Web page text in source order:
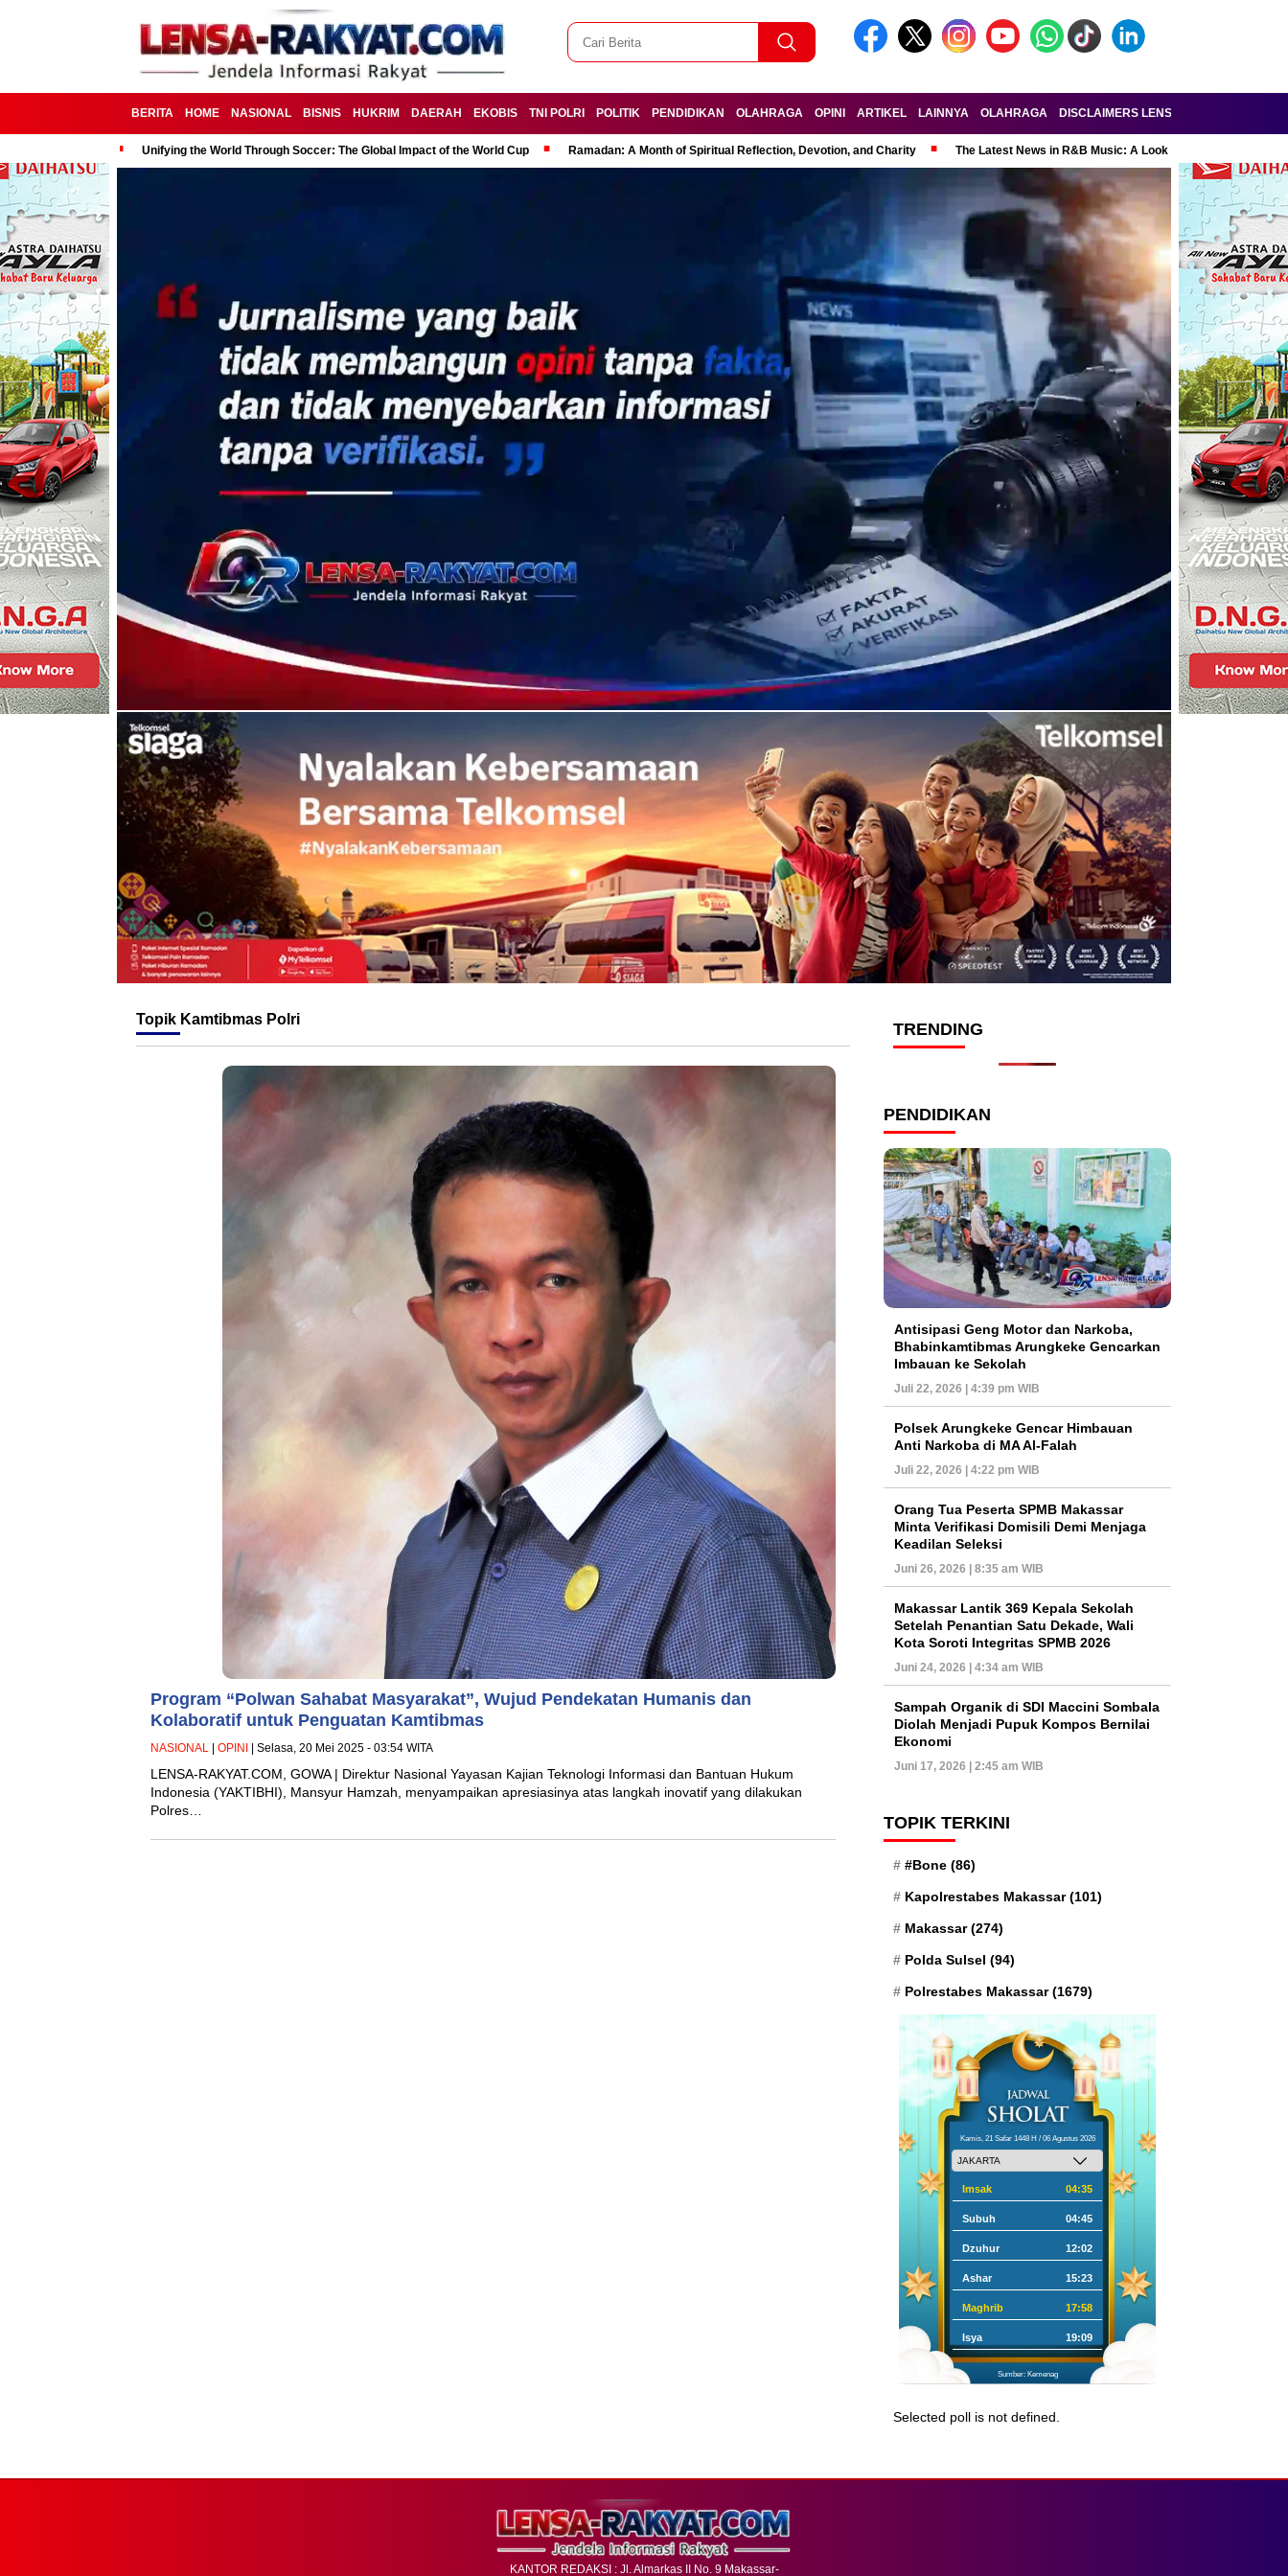
BERITA HOME NASIONAL BISNIS HUKRIM DAERAH EKOBIS TNI POLRI POLITIK PENDIDIKAN OLAHRAGA OPINI ARTIKEL LAINNYA OLAHRAGA DISCLAIMERS LENSA-RAKYAT.COM
Unifying the World Through Soccer: The Global Impact of the World Cup Ramadan: A Month of Spiritual Reflection, Devotion, and Charity The Latest News in R&B Music: A Look at Super Bowl
Topik Kamtibmas Polri
Program “Polwan Sahabat Masyarakat”, Wujud Pendekatan Humanis dan
Kolaboratif untuk Penguatan Kamtibmas
NASIONAL OPINI | Selasa, 20 Mei 2025 - 03:54 WITA
LENSA-RAKYAT.COM, GOWA | Direktur Nasional Yayasan Kajian Teknologi Informasi dan Bantuan Hukum
Indonesia (YAKTIBHI), Mansyur Hamzah, menyampaikan apresiasinya atas langkah inovatif yang dilakukan
Polres…
TRENDING
PENDIDIKAN
Antisipasi Geng Motor dan Narkoba,
Bhabinkamtibmas Arungkeke Gencarkan
Imbauan ke Sekolah
Juli 22, 2026 | 4:39 pm WIB
Polsek Arungkeke Gencar Himbauan
Anti Narkoba di MA Al-Falah
Juli 22, 2026 | 4:22 pm WIB
Orang Tua Peserta SPMB Makassar
Minta Verifikasi Domisili Demi Menjaga
Keadilan Seleksi
Juni 26, 2026 | 8:35 am WIB
Makassar Lantik 369 Kepala Sekolah
Setelah Penantian Satu Dekade, Wali
Kota Soroti Integritas SPMB 2026
Juni 24, 2026 | 4:34 am WIB
Sampah Organik di SDI Maccini Sombala
Diolah Menjadi Pupuk Kompos Bernilai
Ekonomi
Juni 17, 2026 | 2:45 am WIB
TOPIK TERKINI
#Bone (86)
Kapolrestabes Makassar(101)
Makassar(274)
Polda Sulsel (94)
Polrestabes Makassar(1679)
Kamis, 21 Safar 1448 H / 06 Agustus 2026
Imsak 04:35
Subuh 04:45
Dzuhur 12:02
Ashar 15:23
Maghrib 17:58
Isya 19:09
Sumber: Kemenag
Selected poll is not defined.
KANTOR REDAKSI : Jl. Almarkas II No. 9 Makassar-